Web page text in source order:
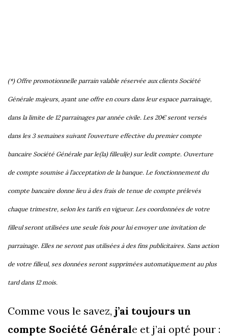
(*) Offre promotionnelle parrain valable réservée aux clients Société
Générale majeurs, ayant une offre en cours dans leur espace parrainage,
dans la limite de 12 parrainages par année civile. Les 20€ seront versés
dans les 3 semaines suivant l’ouverture effective du premier compte
bancaire Société Générale par le(la) filleul(e) sur ledit compte. Ouverture
de compte soumise à l’acceptation de la banque. Le fonctionnement du
compte bancaire donne lieu à des frais de tenue de compte prélevés
chaque trimestre, selon les tarifs en vigueur. Les coordonnées de votre
filleul seront utilisées une seule fois pour lui envoyer une invitation de
parrainage. Elles ne seront pas utilisées à des fins publicitaires. Sans action
de votre filleul, ses données seront supprimées automatiquement au plus
tard dans 12 mois.
Comme vous le savez, j’ai toujours un
compte Société Générale et j’ai opté pour :